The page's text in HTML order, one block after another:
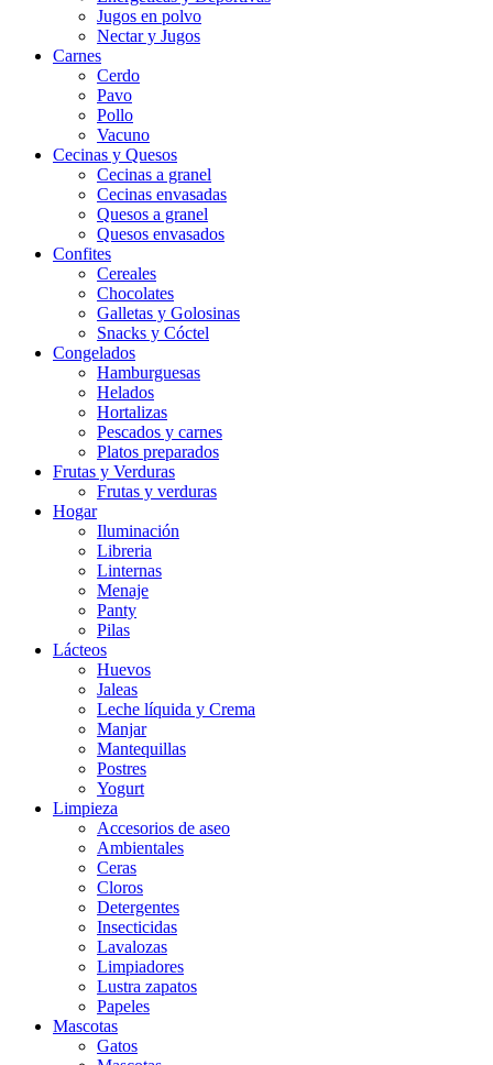
Jugos en polvo
Nectar y Jugos
Carnes
Cerdo
Pavo
Pollo
Vacuno
Cecinas y Quesos
Cecinas a granel
Cecinas envasadas
Quesos a granel
Quesos envasados
Confites
Cereales
Chocolates
Galletas y Golosinas
Snacks y Cóctel
Congelados
Hamburguesas
Helados
Hortalizas
Pescados y carnes
Platos preparados
Frutas y Verduras
Frutas y verduras
Hogar
Iluminación
Libreria
Linternas
Menaje
Panty
Pilas
Lácteos
Huevos
Jaleas
Leche líquida y Crema
Manjar
Mantequillas
Postres
Yogurt
Limpieza
Accesorios de aseo
Ambientales
Ceras
Cloros
Detergentes
Insecticidas
Lavalozas
Limpiadores
Lustra zapatos
Papeles
Mascotas
Gatos